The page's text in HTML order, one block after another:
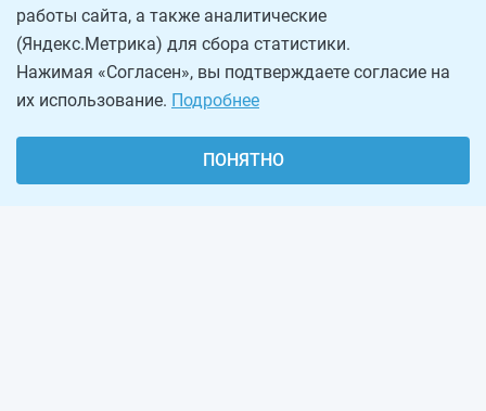
работы сайта, а также аналитические
(Яндекс.Метрика) для сбора статистики.
Нажимая «Согласен», вы подтверждаете согласие на
их использование. Подробнее
ПОНЯТНО